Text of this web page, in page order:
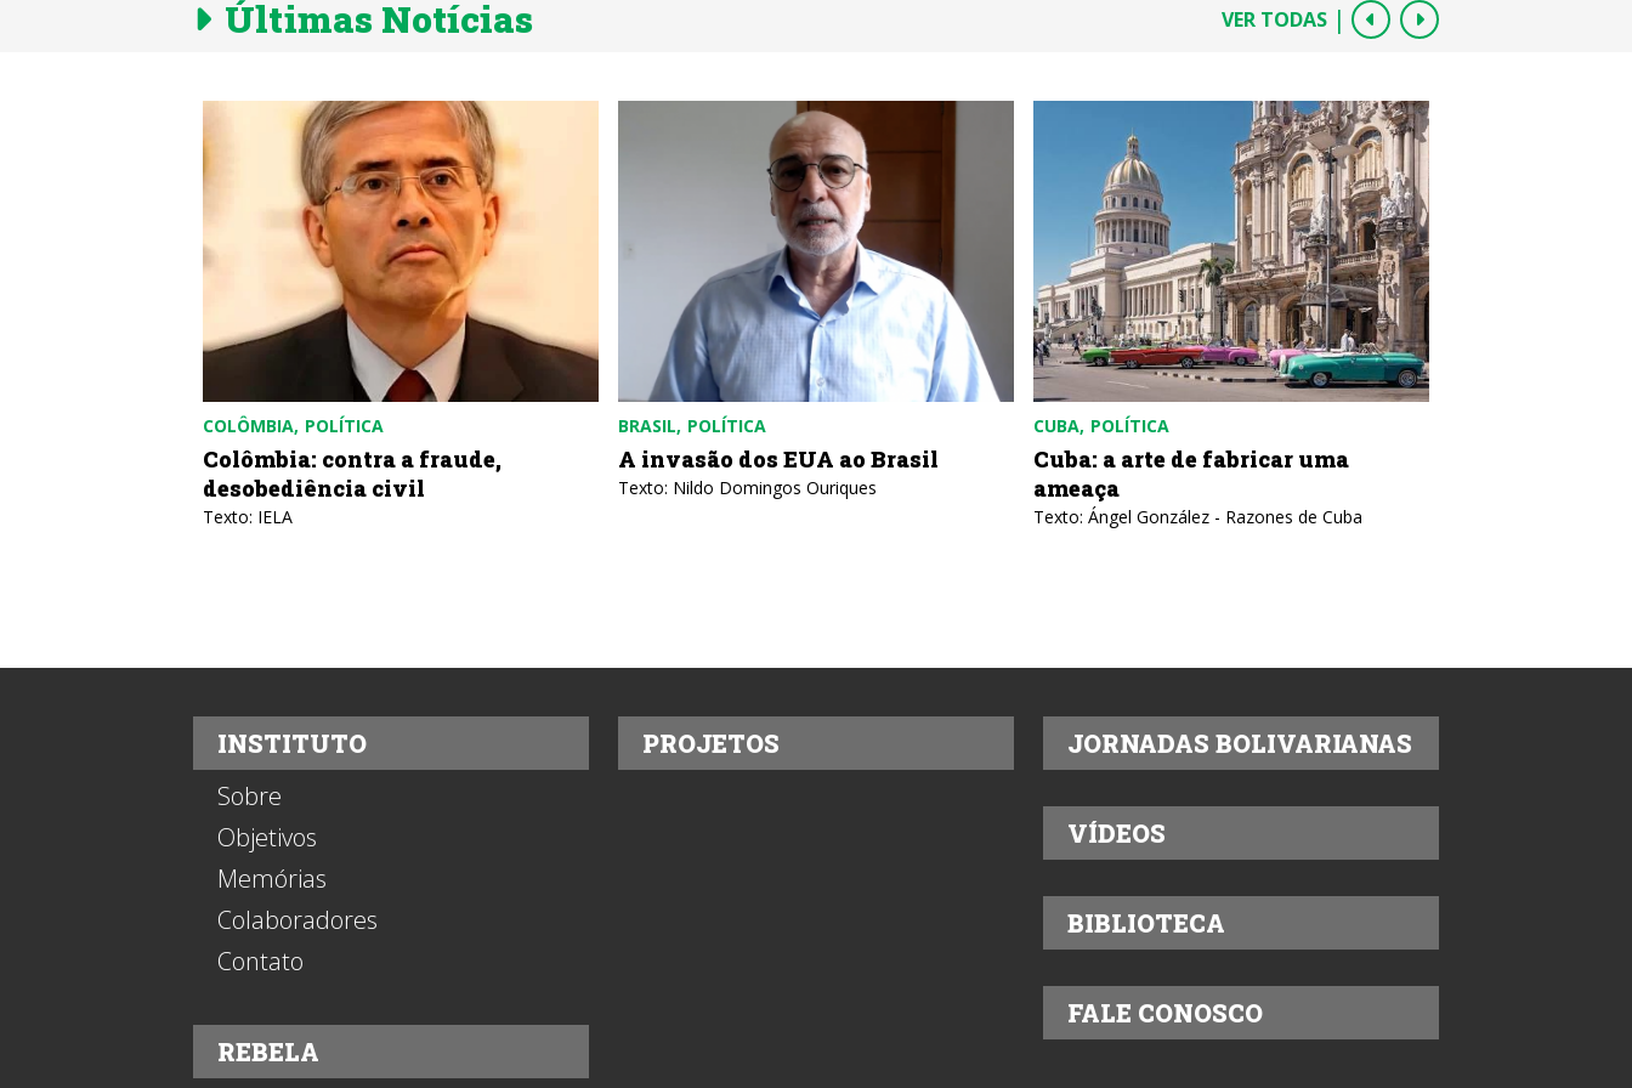
Últimas Notícias VER TODAS |
COLÔMBIA POLÍTICA
Colômbia: contra a fraude,
desobediência civil
Texto: IELA
BRASIL POLÍTICA
A invasão dos EUA ao Brasil
Texto: Nildo Domingos Ouriques
CUBA POLÍTICA
Cuba: a arte de fabricar uma
ameaça
Texto: Ángel González - Razones de Cuba
INSTITUTO
Sobre
Objetivos
Memórias
Colaboradores
Contato
REBELA
PROJETOS JORNADAS BOLIVARIANAS
VÍDEOS
BIBLIOTECA
FALE CONOSCO